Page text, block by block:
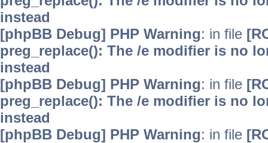
instead
[phpBB Debug] PHP Warning: in file
preg_replace(): The /e modifier is no
instead
[phpBB Debug] PHP Warning: in file
preg_replace(): The /e modifier is no
instead
[phpBB Debug] PHP Warning: in file